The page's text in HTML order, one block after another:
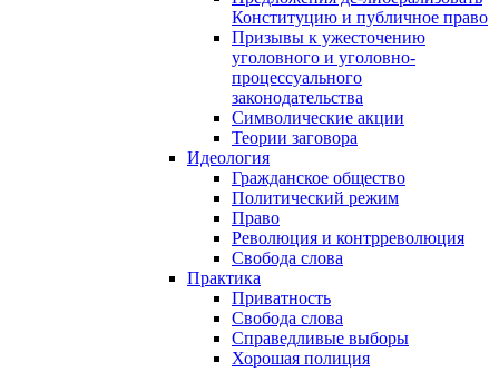
Конституцию и публичное право
Призывы к ужесточению
уголовного и уголовно-
процессуального
законодательства
Символические акции
Теории заговора
Идеология
Гражданское общество
Политический режим
Право
Революция и контрреволюция
Свобода слова
Практика
Приватность
Свобода слова
Справедливые выборы
Хорошая полиция